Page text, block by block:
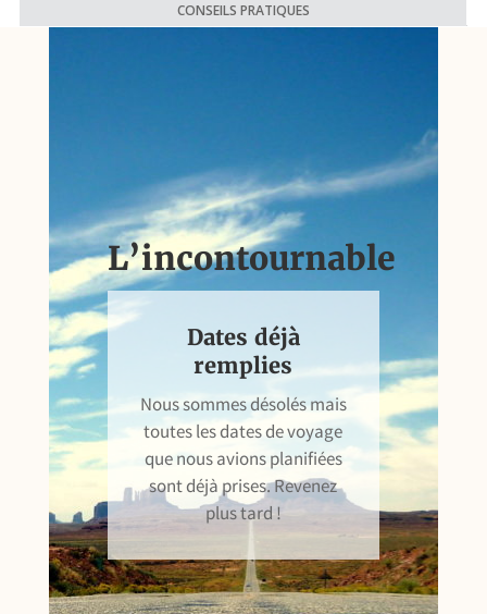
CONSEILS PRATIQUES
L’incontournable
Dates déjà
remplies
Nous sommes désolés mais
toutes les dates de voyage
que nous avions planifiées
sont déjà prises. Revenez
plus tard !